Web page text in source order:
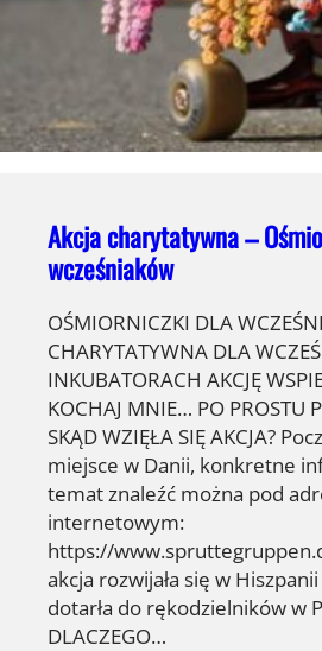
Akcja charytatywna –
wcześniaków
OŚMIORNICZKI DLA
CHARYTATYWNA DLA
INKUBATORACH AKCJĘ
KOCHAJ MNIE… PO PROSTU
SKĄD WZIĘŁA SIĘ AKCJA?
miejsce w Danii, konkretne
temat znaleźć można pod
internetowym:
https://
akcja rozwijała się w
dotarła do rękodzielników w
DLACZEGO…